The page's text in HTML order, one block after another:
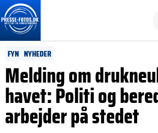
FYN NYHEDER
Melding om
havet: Politi og
arbejder på stedet